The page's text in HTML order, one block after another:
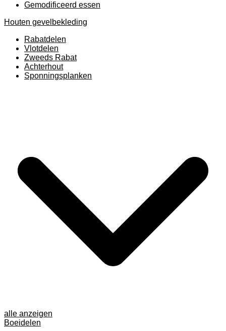
Gemodificeerd essen
Houten gevelbekleding
Rabatdelen
Vlotdelen
Zweeds Rabat
Achterhout
Sponningsplanken
alle anzeigen
Boeidelen